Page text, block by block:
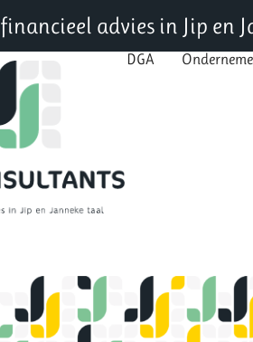
financieel advies in Jip en
DGA